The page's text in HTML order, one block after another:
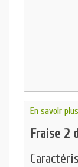
En savoir plus
Fraise 2